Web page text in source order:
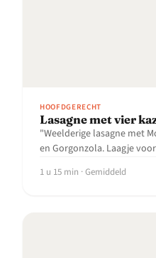
HOOFDGERECHT
Lasagne met vier
"Weelderige lasagne met
en Gorgonzola. Laagje
1 u 15 min · Gemiddeld